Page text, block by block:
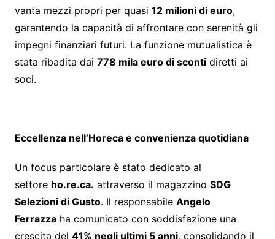
vanta mezzi propri per quasi 12 milioni di euro,
garantendo la capacità di affrontare con serenità gli
impegni finanziari futuri. La funzione mutualistica è
stata ribadita dai 778 mila euro di scontidiretti ai
soci.
Eccellenza nell’Horeca e convenienza quotidiana
Un focus particolare è stato dedicato al
settore ho.re.ca. attraverso il magazzino SDG
Selezioni di Gusto. Il responsabile Angelo
Ferrazzaha comunicato con soddisfazione una
crescita del 41% negli ultimi 5 anni, consolidando il